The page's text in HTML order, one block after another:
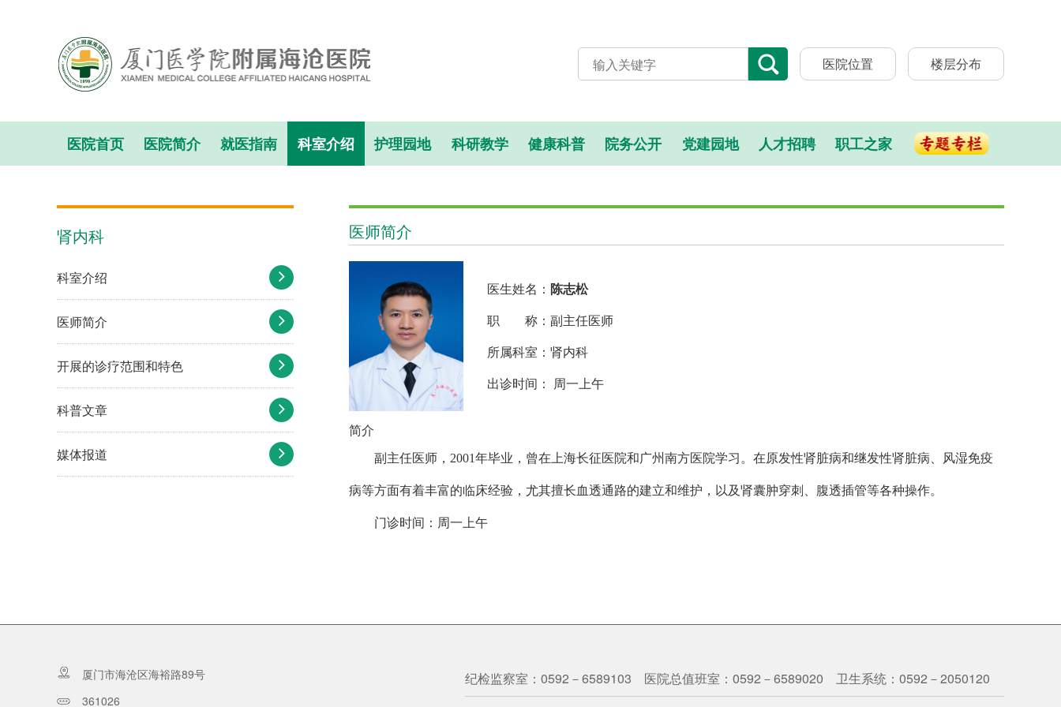
楼层分布
医院位置
医院首页 医院简介 就医指南 科室介绍 护理园地 科研教学 健康科普 院务公开 党建园地 人才招聘 职工之家
医师简介
医生姓名： 陈志松
职 称：副主任医师
所属科室：肾内科
出诊时间： 周一上午
简介
副主任医师， 2001年毕业，曾在上海长征医院和广州南方医院学习。在原发性肾脏病和继发性肾脏病、风湿免疫
病等方面有着丰富的临床经验，尤其擅长血透通路的建立和维护，以及肾囊肿穿刺、腹透插管等各种操作。
门诊时间：周一 上午
肾内科
科室介绍
医师简介
开展的诊疗范围和特色
科普文章
媒体报道
厦门市海沧区海裕路89号
361026
纪检监察室：0592－6589103 医院总值班室：0592－6589020 卫生系统：0592－2050120